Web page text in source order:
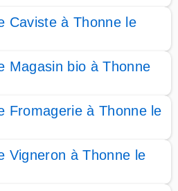
Caviste à Thonne le
Magasin bio à Thonne
Fromagerie à Thonne le
Vigneron à Thonne le